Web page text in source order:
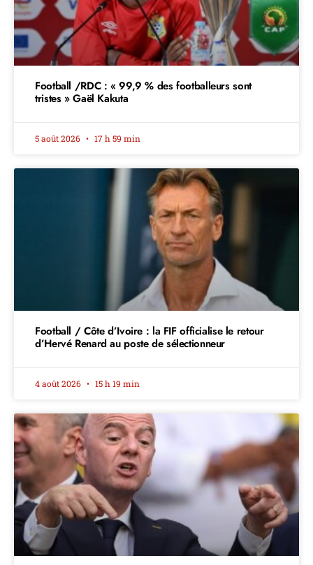
Football /RDC : « 99,9 % des footballeurs sont
tristes » Gaël Kakuta
5 août 2026 17 h 59 min
Football / Côte d’Ivoire : la FIF officialise le retour
d’Hervé Renard au poste de sélectionneur
4 août 2026 15 h 19 min